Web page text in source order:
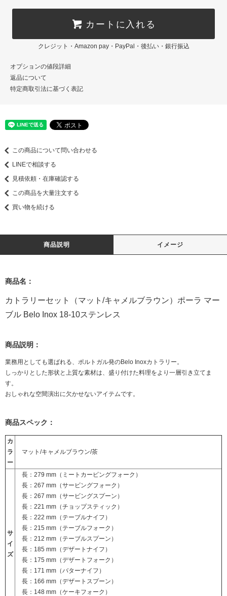
カートに入れる
クレジット・Amazon pay・PayPal・後払い・銀行振込
オプションの値段詳細
返品について
特定商取引法に基づく表記
この商品について問い合わせる
LINEで相談する
見積依頼・在庫確認する
この商品を大量注文する
買い物を続ける
商品説明 イメージ
商品名：
カトラリーセット（マット/キャメルブラウン）ポーラ マー
ブル Belo Inox 18-10ステンレス
商品説明：
業務用としても選ばれる、ポルトガル発のBelo Inoxカトラリー。
しっかりとした形状と上質な素材は、盛り付けた料理をより一層引き立てま
す。
おしゃれな空間演出に欠かせないアイテムです。
商品スペック：
カ
ラ
ー
マット/キャメルブラウン/茶
サ
イ
ズ
長：279 mm（ ミートカービングフォーク ）
長：267 mm（サービングフォーク ）
長：267 mm（サービングスプーン ）
長：221 mm（チョップスティック ）
長：222 mm（ テーブルナイフ ）
長：215 mm（ テーブルフォーク ）
長：212 mm（ テーブルスプーン ）
長：185 mm（デザートナイフ ）
長：175 mm（デザートフォーク ）
長：171 mm（バターナイフ ）
長：166 mm（デザートスプーン ）
長：148 mm（ケーキフォーク ）